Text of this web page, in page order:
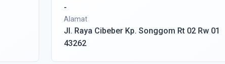
-
Alamat
Jl. Raya Cibeber Kp. Songgom Rt 02 Rw 01
43262